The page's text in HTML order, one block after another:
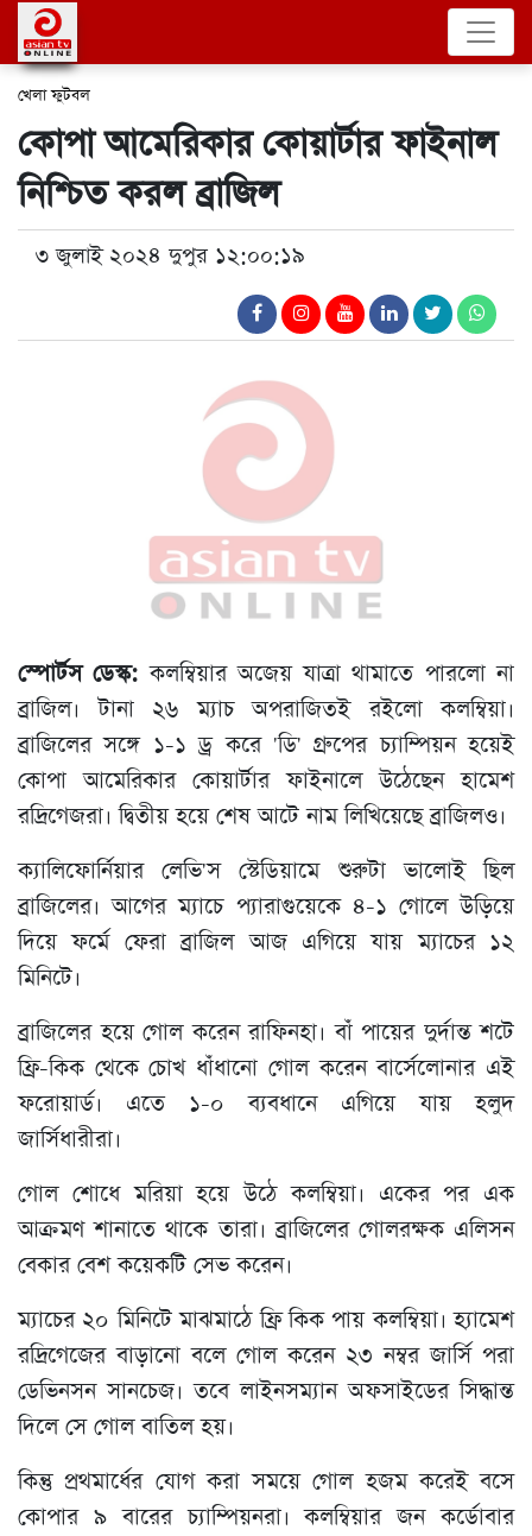
খেলা ফুটবল
কোপা আমেরিকার কোয়ার্টার ফাইনাল
নিশ্চিত করল ব্রাজিল
৩ জুলাই ২০২৪ দুপুর ১২:০০:১৯
স্পোর্টস ডেস্ক: কলম্বিয়ার অজেয় যাত্রা থামাতে পারলো না
ব্রাজিল। টানা ২৬ ম্যাচ অপরাজিতই রইলো কলম্বিয়া।
ব্রাজিলের সঙ্গে ১-১ ড্র করে 'ডি' গ্রুপের চ্যাম্পিয়ন হয়েই
কোপা আমেরিকার কোয়ার্টার ফাইনালে উঠেছেন হামেশ
রদ্রিগেজরা। দ্বিতীয় হয়ে শেষ আটে নাম লিখিয়েছে ব্রাজিলও।
ক্যালিফোর্নিয়ার লেভি'স স্টেডিয়ামে শুরুটা ভালোই ছিল
ব্রাজিলের। আগের ম্যাচে প্যারাগুয়েকে ৪-১ গোলে উড়িয়ে
দিয়ে ফর্মে ফেরা ব্রাজিল আজ এগিয়ে যায় ম্যাচের ১২
মিনিটে।
ব্রাজিলের হয়ে গোল করেন রাফিনহা। বাঁ পায়ের দুর্দান্ত শটে
ফ্রি-কিক থেকে চোখ ধাঁধানো গোল করেন বার্সেলোনার এই
ফরোয়ার্ড। এতে ১-০ ব্যবধানে এগিয়ে যায় হলুদ
জার্সিধারীরা।
গোল শোধে মরিয়া হয়ে উঠে কলম্বিয়া। একের পর এক
আক্রমণ শানাতে থাকে তারা। ব্রাজিলের গোলরক্ষক এলিসন
বেকার বেশ কয়েকটি সেভ করেন।
ম্যাচের ২০ মিনিটে মাঝমাঠে ফ্রি কিক পায় কলম্বিয়া। হ্যামেশ
রদ্রিগেজের বাড়ানো বলে গোল করেন ২৩ নম্বর জার্সি পরা
ডেভিনসন সানচেজ। তবে লাইনসম্যান অফসাইডের সিদ্ধান্ত
দিলে সে গোল বাতিল হয়।
কিন্তু প্রথমার্ধের যোগ করা সময়ে গোল হজম করেই বসে
কোপার ৯ বারের চ্যাম্পিয়নরা। কলম্বিয়ার জন কর্ডোবার